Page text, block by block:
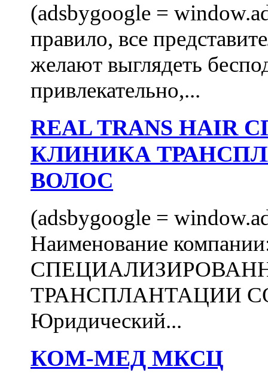
(adsbygoogle =
правило, все
желают выглядеть
привлекательно,...
REAL TRANS
КЛИНИКА
ВОЛОС
(adsbygoogle =
Наименование
ТРАНСПЛАНТАЦИИ
Юридический...
КОМ-МЕД МКСЦ